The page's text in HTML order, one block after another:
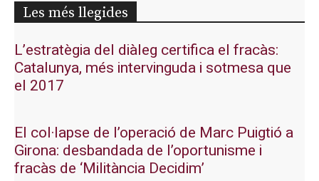
Les més llegides
L’estratègia del diàleg certifica el fracàs:
Catalunya, més intervinguda i sotmesa que
el 2017
El col·lapse de l’operació de Marc Puigtió a
Girona: desbandada de l’oportunisme i
fracàs de ‘Militància Decidim’